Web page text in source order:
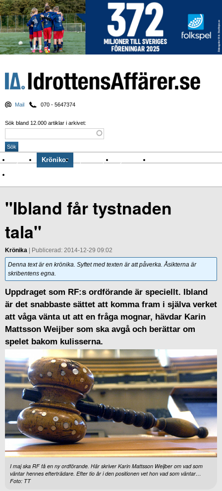
Mail 070 - 5647374
Sök bland 12.000 artiklar i arkivet:
Nyheter Krönikor Sport & spel Nyhetsbrev
"Ibland får tystnaden
tala"
Krönika | Publicerad: 2014-12-29 09:02
Denna text är en krönika. Syftet med texten är att påverka. Åsikterna är
skribentens egna.
Uppdraget som RF:s ordförande är speciellt. Ibland
är det snabbaste sättet att komma fram i själva verket
att våga vänta ut att en fråga mognar, hävdar Karin
Mattsson Weijber som ska avgå och berättar om
spelet bakom kulisserna.
I maj ska RF få en ny ordförande. Här skriver Karin Mattsson Weijber om vad som
väntar hennes efterträdare. Efter tio år i den positionen vet hon vad som väntar…
Foto: TT